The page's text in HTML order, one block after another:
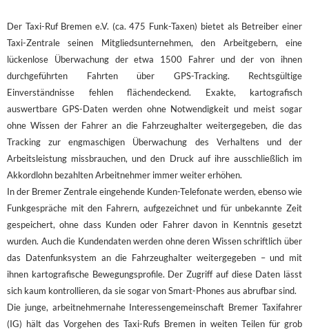
Der Taxi-Ruf Bremen e.V. (ca. 475 Funk-Taxen) bietet als Betreiber einer
Taxi-Zentrale seinen Mitgliedsunternehmen, den Arbeitgebern, eine
lückenlose Überwachung der etwa 1500 Fahrer und der von ihnen
durchgeführten Fahrten über GPS-Tracking. Rechtsgültige
Einverständnisse fehlen flächendeckend. Exakte, kartografisch
auswertbare GPS-Daten werden ohne Notwendigkeit und meist sogar
ohne Wissen der Fahrer an die Fahrzeughalter weitergegeben, die das
Tracking zur engmaschigen Überwachung des Verhaltens und der
Arbeitsleistung missbrauchen, und den Druck auf ihre ausschließlich im
Akkordlohn bezahlten Arbeitnehmer immer weiter erhöhen.
In der Bremer Zentrale eingehende Kunden-Telefonate werden, ebenso wie
Funkgespräche mit den Fahrern, aufgezeichnet und für unbekannte Zeit
gespeichert, ohne dass Kunden oder Fahrer davon in Kenntnis gesetzt
wurden. Auch die Kundendaten werden ohne deren Wissen schriftlich über
das Datenfunksystem an die Fahrzeughalter weitergegeben – und mit
ihnen kartografische Bewegungsprofile. Der Zugriff auf diese Daten lässt
sich kaum kontrollieren, da sie sogar von Smart-Phones aus abrufbar sind.
Die junge, arbeitnehmernahe Interessengemeinschaft Bremer Taxifahrer
(IG) hält das Vorgehen des Taxi-Rufs Bremen in weiten Teilen für grob